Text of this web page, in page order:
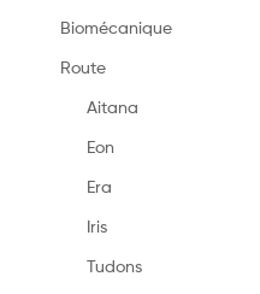
Biomécanique
Route
Aitana
Eon
Era
Iris
Tudons